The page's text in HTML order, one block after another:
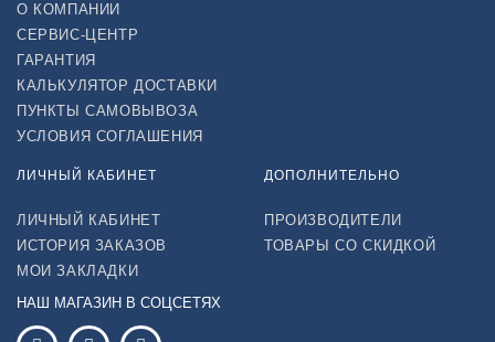
О КОМПАНИИ
СЕРВИС-ЦЕНТР
ГАРАНТИЯ
КАЛЬКУЛЯТОР ДОСТАВКИ
ПУНКТЫ САМОВЫВОЗА
УСЛОВИЯ СОГЛАШЕНИЯ
ЛИЧНЫЙ КАБИНЕТ
ЛИЧНЫЙ КАБИНЕТ
ИСТОРИЯ ЗАКАЗОВ
МОИ ЗАКЛАДКИ
ДОПОЛНИТЕЛЬНО
ПРОИЗВОДИТЕЛИ
ТОВАРЫ СО СКИДКОЙ
НАШ МАГАЗИН В СОЦСЕТЯХ